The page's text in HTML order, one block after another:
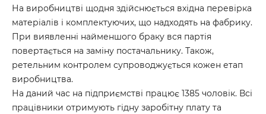
На виробництві щодня здійснюється вхідна перевірка
матеріалів і комплектуючих, що надходять на фабрику.
При виявленні найменшого браку вся партія
повертається на заміну постачальнику. Також,
ретельним контролем супроводжується кожен етап
виробництва.
На даний час на підприємстві працює 1385 чоловік. Всі
працівники отримують гідну заробітну плату та